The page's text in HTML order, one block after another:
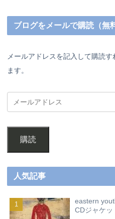
ブログをメールで購読（無
メールアドレスを記入して購読
ます。
購読
人気記事
eastern
CDジャケ